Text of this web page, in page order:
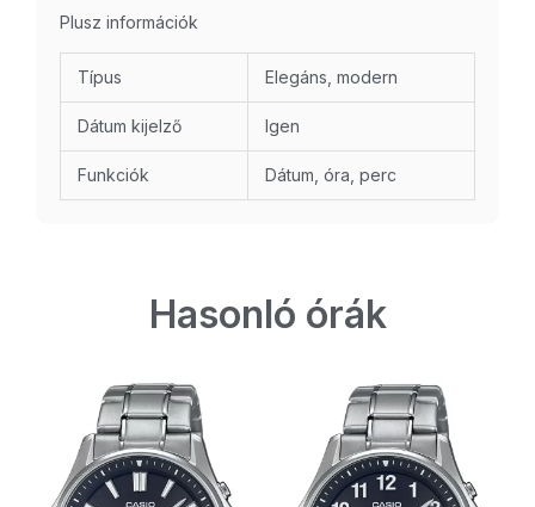
Plusz információk
Típus Elegáns, modern
Dátum kijelző Igen
Funkciók Dátum, óra, perc
Hasonló órák